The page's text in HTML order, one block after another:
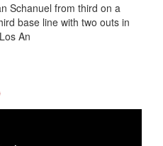
Schanuel from third on a
base line with two outs in
An